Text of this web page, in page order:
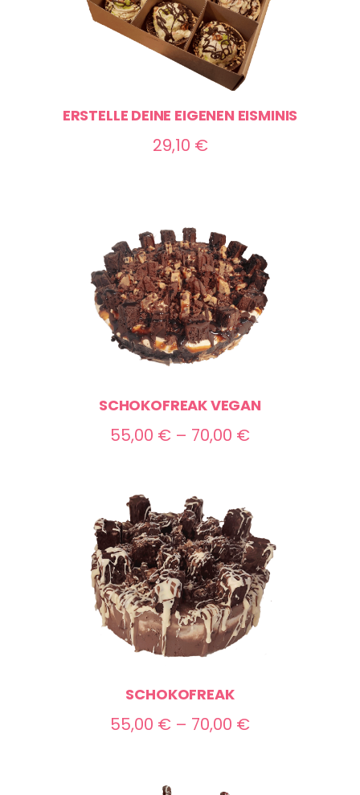
ERSTELLE DEINE EIGENEN EISMINIS
29,10 €
SCHOKOFREAK VEGAN
55,00 € – 70,00 €Preisspanne:
70,00 €
SCHOKOFREAK
55,00 € – 70,00 €Preisspanne: